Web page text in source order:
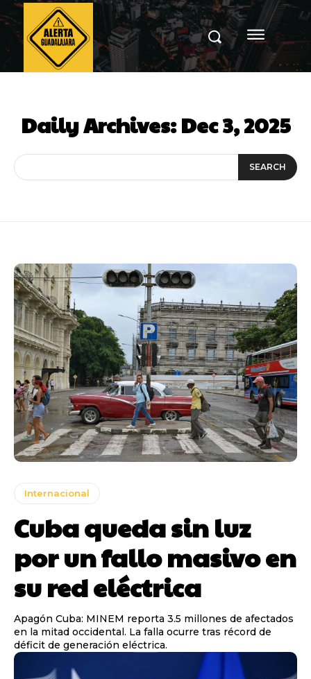
Daily Archives: Dec 3, 2025
SEARCH
Internacional
Cuba queda sin luz
por un fallo masivo en
su red eléctrica
Apagón Cuba: MINEM reporta 3.5 millones de afectados
en la mitad occidental. La falla ocurre tras récord de
déficit de generación eléctrica.